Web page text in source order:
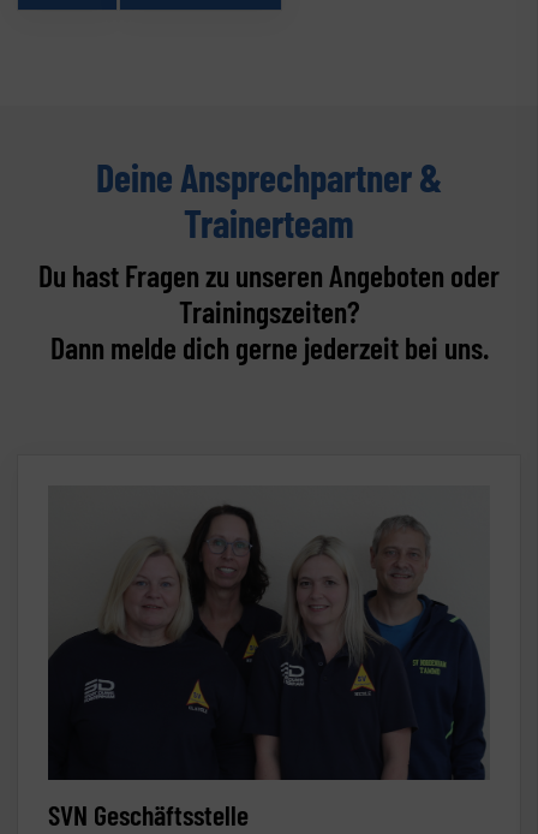
Deine Ansprechpartner &
Trainerteam
Du hast Fragen zu unseren Angeboten oder
Trainingszeiten?
Dann melde dich gerne jederzeit bei uns.
SVN Geschäftsstelle